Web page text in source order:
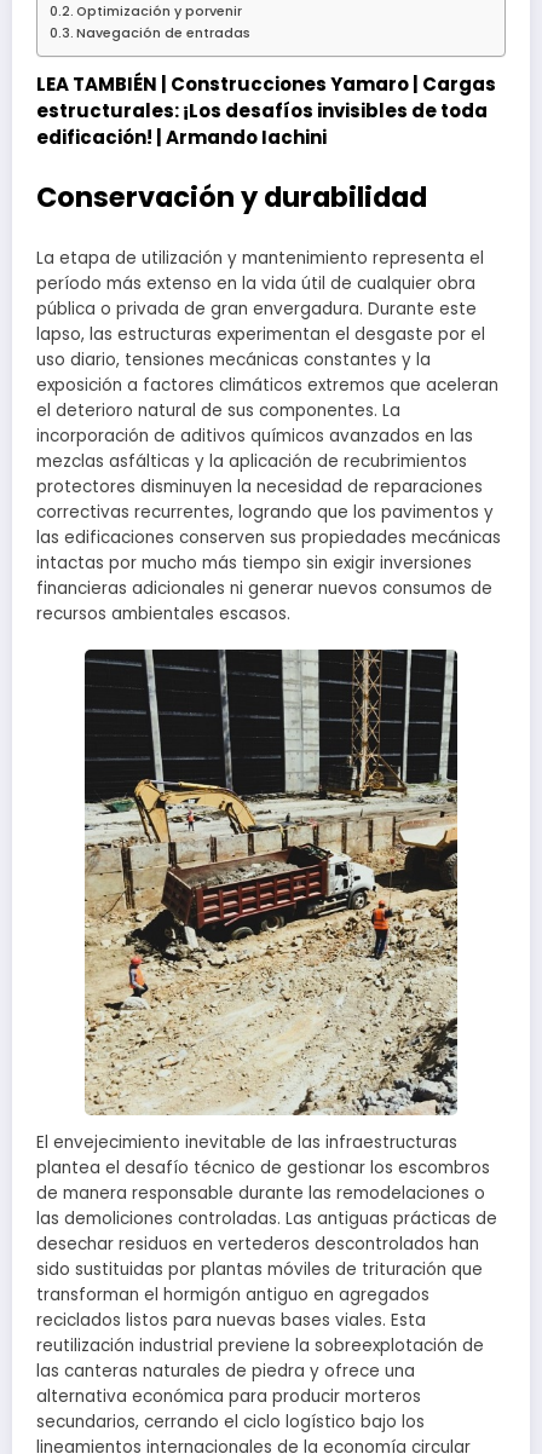
Optimización y porvenir
Navegación de entradas
LEA TAMBIÉN | Construcciones Yamaro | Cargas
estructurales: ¡Los desafíos invisibles de toda
edificación! | Armando Iachini
Conservación y durabilidad
La etapa de utilización y mantenimiento representa el
período más extenso en la vida útil de cualquier obra
pública o privada de gran envergadura. Durante este
lapso, las estructuras experimentan el desgaste por el
uso diario, tensiones mecánicas constantes y la
exposición a factores climáticos extremos que aceleran
el deterioro natural de sus componentes. La
incorporación de aditivos químicos avanzados en las
mezclas asfálticas y la aplicación de recubrimientos
protectores disminuyen la necesidad de reparaciones
correctivas recurrentes, logrando que los pavimentos y
las edificaciones conserven sus propiedades mecánicas
intactas por mucho más tiempo sin exigir inversiones
financieras adicionales ni generar nuevos consumos de
recursos ambientales escasos.
El envejecimiento inevitable de las infraestructuras
plantea el desafío técnico de gestionar los escombros
de manera responsable durante las remodelaciones o
las demoliciones controladas. Las antiguas prácticas de
desechar residuos en vertederos descontrolados han
sido sustituidas por plantas móviles de trituración que
transforman el hormigón antiguo en agregados
reciclados listos para nuevas bases viales. Esta
reutilización industrial previene la sobreexplotación de
las canteras naturales de piedra y ofrece una
alternativa económica para producir morteros
secundarios, cerrando el ciclo logístico bajo los
lineamientos internacionales de la economía circular